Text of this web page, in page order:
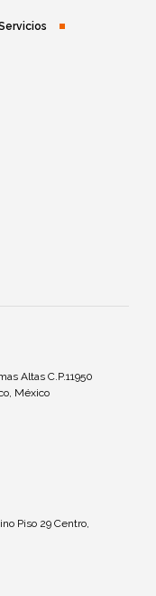
Altas C.P.11950
México
Piso 29 Centro,